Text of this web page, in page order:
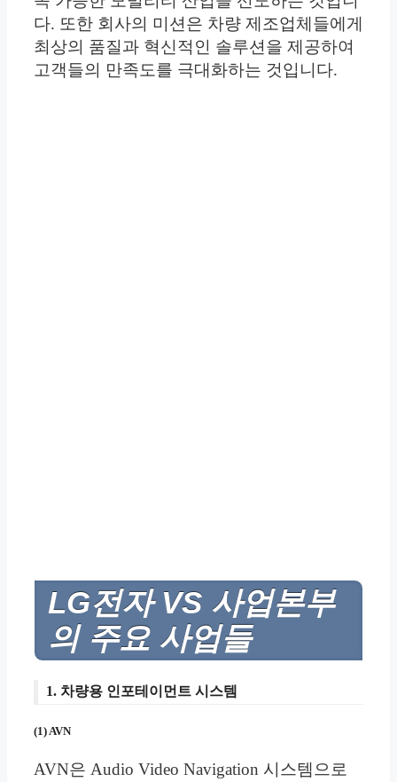
다. 또한 회사의 미션은 차량 제조업체들에게
최상의 품질과 혁신적인 솔루션을 제공하여
고객들의 만족도를 극대화하는 것입니다.
LG전자 VS 사업본부
의 주요 사업들
1. 차량용 인포테이먼트 시스템
(1) AVN
AVN은 Audio Video Navigation 시스템으로